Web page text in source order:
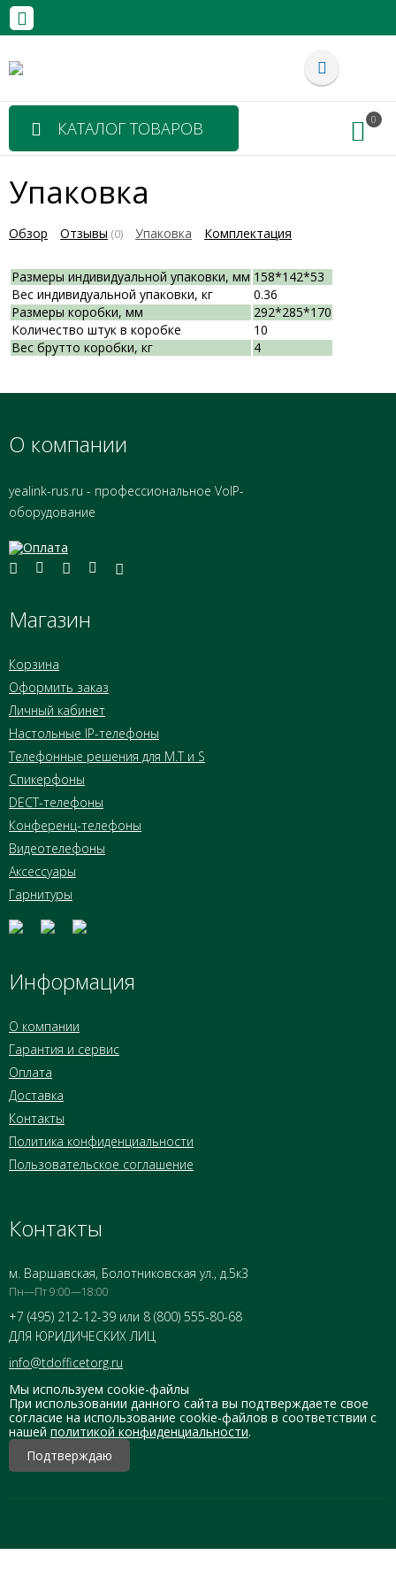
КАТАЛОГ ТОВАРОВ 0
Упаковка
Обзор Отзывы (0) Упаковка Комплектация
Размеры индивидуальной упаковки, мм 158*142*53
Вес индивидуальной упаковки, кг
0.36
Размеры коробки, мм
292*285*170
Количество штук в коробке
10
Вес брутто коробки, кг
4
О компании
yealink-rus.ru - профессиональное VoIP-
оборудование
Магазин
Корзина
Оформить заказ
Личный кабинет
Настольные IP-телефоны
Телефонные решения для M.T и S
Спикерфоны
DECT-телефоны
Конференц-телефоны
Видеотелефоны
Аксессуары
Гарнитуры
Информация
О компании
Гарантия и сервис
Оплата
Доставка
Контакты
Политика конфиденциальности
Пользовательское соглашение
Контакты
м. Варшавская, Болотниковская ул., д.5к3
Пн—Пт 9:00—18:00
+7 (495) 212-12-39 или 8 (800) 555-80-68
ДЛЯ ЮРИДИЧЕСКИХ ЛИЦ
info@tdofficetorg.ru
Мы используем cookie-файлы
При использовании данного сайта вы подтверждаете свое
согласие на использование cookie-файлов в соответствии с
нашей политикой конфиденциальности.
Подтверждаю